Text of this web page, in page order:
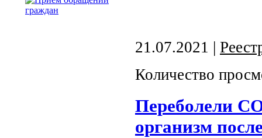
21.07.2021 |
Количество
Переболели
организм